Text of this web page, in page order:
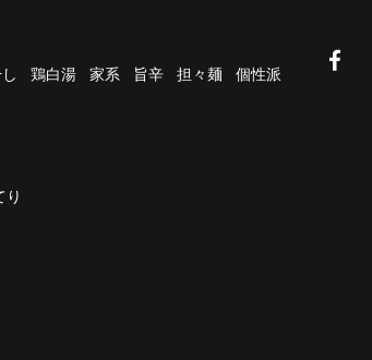
鶏白湯 家系 旨辛 担々麺
個性派
り